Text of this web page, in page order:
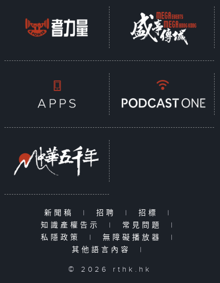
新聞稿 | 招聘 | 招標
|
知識產權告示
| 常見問題
|
私隱政策
| 無障礙播放器
|
其他語言內容
|
© 2026 rthk.hk